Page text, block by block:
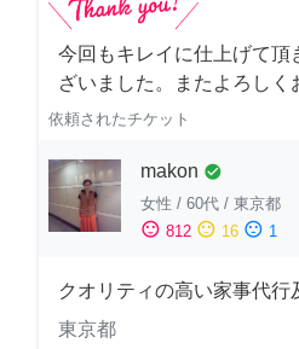
今回もキレイに仕上げて頂
ざいました。またよろしく
依頼されたチケット
makon check_circle
女性 / 60代 / 東京都
sentiment_satisfied 812 sentiment_neutral 16 sentiment_dissatisfied 1
クオリティの高い家事代行
東京都